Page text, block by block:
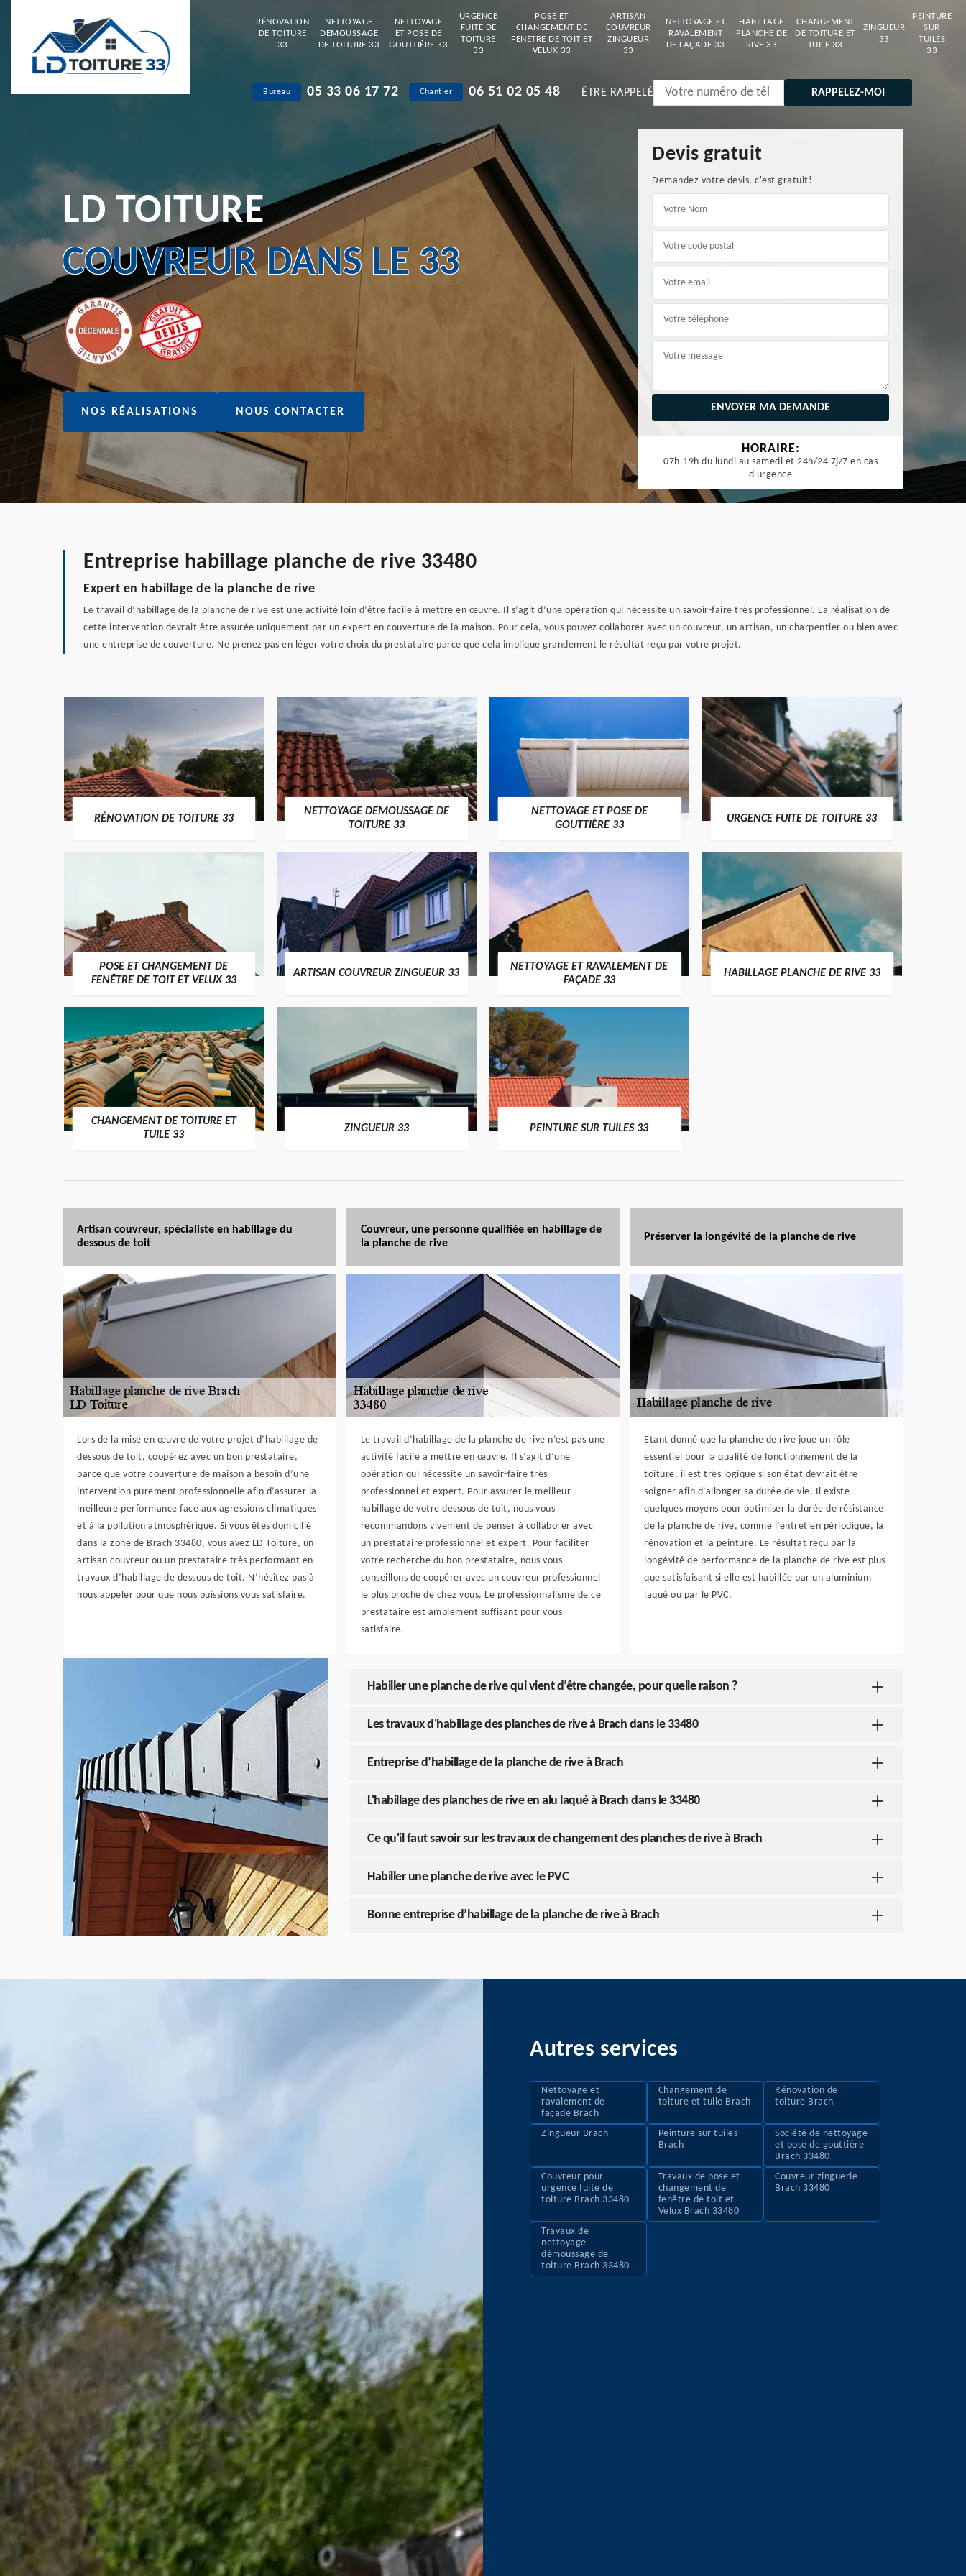
RÉNOVATION
DE TOITURE
33
NETTOYAGE
DEMOUSSAGE
DE TOITURE 33
NETTOYAGE
ET POSE DE
GOUTTIÈRE 33
URGENCE
FUITE DE
TOITURE
33
POSE ET
CHANGEMENT DE
FENÊTRE DE TOIT ET
VELUX 33
ARTISAN
COUVREUR
ZINGUEUR
33
NETTOYAGE ET
RAVALEMENT
DE FAÇADE 33
HABILLAGE
PLANCHE DE
RIVE 33
CHANGEMENT
DE TOITURE ET
TUILE 33
ZINGUEUR
33
PEINTURE
SUR
TUILES
33
Bureau 05 33 06 17 72 Chantier 06 51 02 05 48 ÊTRE RAPPELÉ
LD TOITURE
COUVREUR DANS LE 33
NOS RÉALISATIONS NOUS CONTACTER
Devis gratuit
Demandez votre devis, c'est gratuit!
HORAIRE:
07h-19h du lundi au samedi et 24h/24 7j/7 en cas
d'urgence
Entreprise habillage planche de rive 33480
Expert en habillage de la planche de rive
Le travail d’habillage de la planche de rive est une activité loin d’être facile à mettre en œuvre. Il s’agit d’une opération qui nécessite un savoir-faire très professionnel. La réalisation de
cette intervention devrait être assurée uniquement par un expert en couverture de la maison. Pour cela, vous pouvez collaborer avec un couvreur, un artisan, un charpentier ou bien avec
une entreprise de couverture. Ne prenez pas en léger votre choix du prestataire parce que cela implique grandement le résultat reçu par votre projet.
RÉNOVATION DE TOITURE 33
NETTOYAGE DEMOUSSAGE DE
TOITURE 33
NETTOYAGE ET POSE DE
GOUTTIÈRE 33
URGENCE FUITE DE TOITURE 33
POSE ET CHANGEMENT DE
FENÊTRE DE TOIT ET VELUX 33
ARTISAN COUVREUR ZINGUEUR 33
NETTOYAGE ET RAVALEMENT DE
FAÇADE 33
HABILLAGE PLANCHE DE RIVE 33
CHANGEMENT DE TOITURE ET
TUILE 33
ZINGUEUR 33 PEINTURE SUR TUILES 33
Artisan couvreur, spécialiste en habillage du
dessous de toit
Lors de la mise en œuvre de votre projet d’habillage de
dessous de toit, coopérez avec un bon prestataire,
parce que votre couverture de maison a besoin d’une
intervention purement professionnelle afin d’assurer la
meilleure performance face aux agressions climatiques
et à la pollution atmosphérique. Si vous êtes domicilié
dans la zone de Brach 33480, vous avez LD Toiture, un
artisan couvreur ou un prestataire très performant en
travaux d’habillage de dessous de toit. N’hésitez pas à
nous appeler pour que nous puissions vous satisfaire.
Couvreur, une personne qualifiée en habillage de
la planche de rive
Le travail d’habillage de la planche de rive n’est pas une
activité facile à mettre en œuvre. Il s’agit d’une
opération qui nécessite un savoir-faire très
professionnel et expert. Pour assurer le meilleur
habillage de votre dessous de toit, nous vous
recommandons vivement de penser à collaborer avec
un prestataire professionnel et expert. Pour faciliter
votre recherche du bon prestataire, nous vous
conseillons de coopérer avec un couvreur professionnel
le plus proche de chez vous. Le professionnalisme de ce
prestataire est amplement suffisant pour vous
satisfaire.
Préserver la longévité de la planche de rive
Etant donné que la planche de rive joue un rôle
essentiel pour la qualité de fonctionnement de la
toiture, il est très logique si son état devrait être
soigner afin d’allonger sa durée de vie. Il existe
quelques moyens pour optimiser la durée de résistance
de la planche de rive, comme l’entretien périodique, la
rénovation et la peinture. Le résultat reçu par la
longévité de performance de la planche de rive est plus
que satisfaisant si elle est habillée par un aluminium
laqué ou par le PVC.
Habiller une planche de rive qui vient d’être changée, pour quelle raison ?
Les travaux d'habillage des planches de rive à Brach dans le 33480
Entreprise d’habillage de la planche de rive à Brach
L'habillage des planches de rive en alu laqué à Brach dans le 33480
Ce qu'il faut savoir sur les travaux de changement des planches de rive à Brach
Habiller une planche de rive avec le PVC
Bonne entreprise d’habillage de la planche de rive à Brach
Autres services
Nettoyage et
ravalement de
façade Brach
Changement de
toiture et tuile Brach
Rénovation de
toiture Brach
Zingueur Brach
Peinture sur tuiles
Brach
Société de nettoyage
et pose de gouttière
Brach 33480
Couvreur pour
urgence fuite de
toiture Brach 33480
Travaux de pose et
changement de
fenêtre de toit et
Velux Brach 33480
Couvreur zinguerie
Brach 33480
Travaux de
nettoyage
démoussage de
toiture Brach 33480